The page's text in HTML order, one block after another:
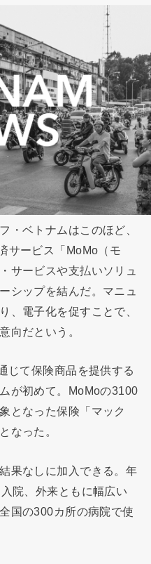
・ベトナムはこのほど、
サービス「MoMo（モ
サービスや支払いソリュ
シップを結んだ。マニュ
、電子化を促すことで、
向だという。
じて保険商品を提供する
が初めて。MoMoの3100
となった保険「マック
なった。
果なしに加入できる。年
院、外来ともに幅広い
国の300カ所の病院で使